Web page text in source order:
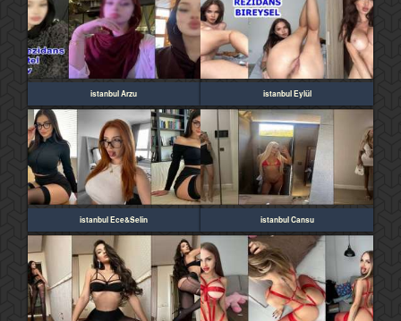
istanbul Arzu istanbul Eylül
istanbul Ece&Selin istanbul Cansu